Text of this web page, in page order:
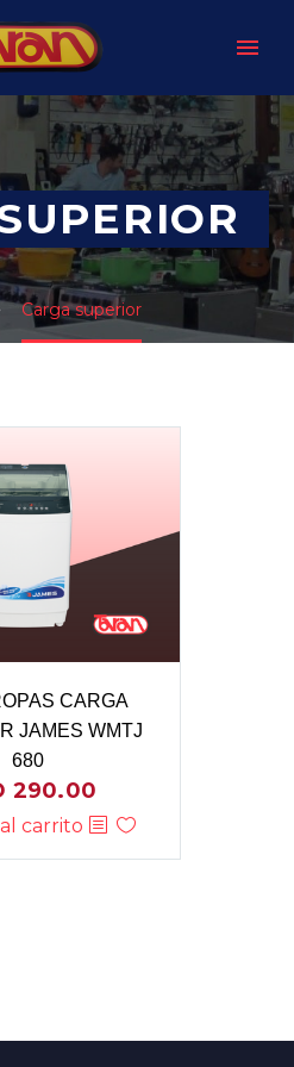
Carga superior
CARGA
JAMES WMTJ
680
290.00
carrito